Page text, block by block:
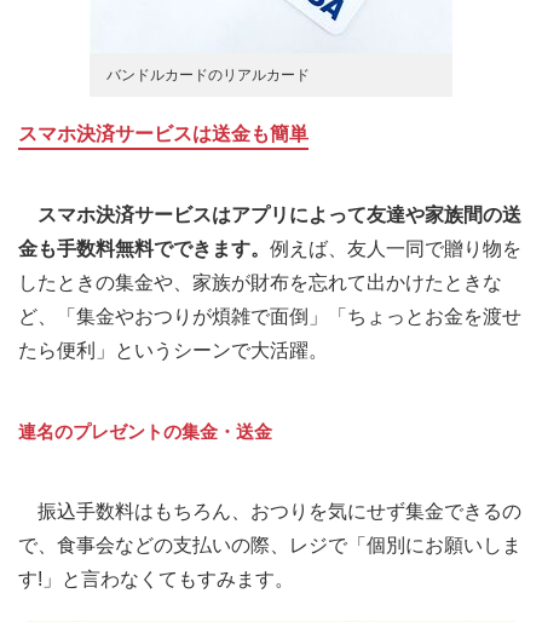
バンドルカードのリアルカード
スマホ決済サービスは送金も簡単
スマホ決済サービスはアプリによって友達や家族間の送
金も手数料無料でできます。 例えば、友人一同で贈り物を
したときの集金や、家族が財布を忘れて出かけたときな
ど、「集金やおつりが煩雑で面倒」「ちょっとお金を渡せ
たら便利」というシーンで大活躍。
連名のプレゼントの集金・送金
振込手数料はもちろん、おつりを気にせず集金できるの
で、食事会などの支払いの際、レジで「個別にお願いしま
す!」と言わなくてもすみます。